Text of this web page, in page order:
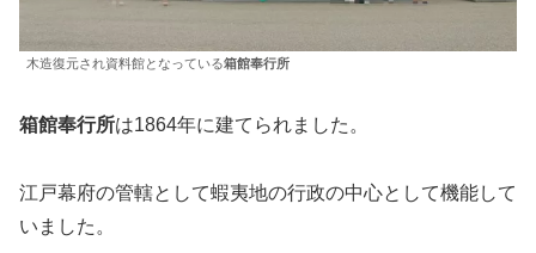
木造復元され資料館となっている箱館奉行所
箱館奉行所は1864年に建てられました。
江戸幕府の管轄として蝦夷地の行政の中心として機能して
いました。